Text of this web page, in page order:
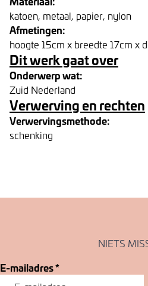
katoen, metaal, papier, nylon
Afmetingen:
hoogte 15cm x breedte 17cm x
Dit werk gaat over
Onderwerp wat:
Zuid Nederland
Verwerving en rechten
Verwervingsmethode:
schenking
NIETS
E-mailadres*